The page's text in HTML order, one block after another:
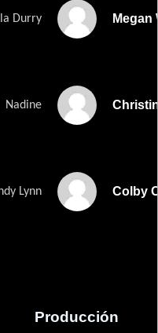
Durry Megan
Nadine
Lynn Colby
Producción